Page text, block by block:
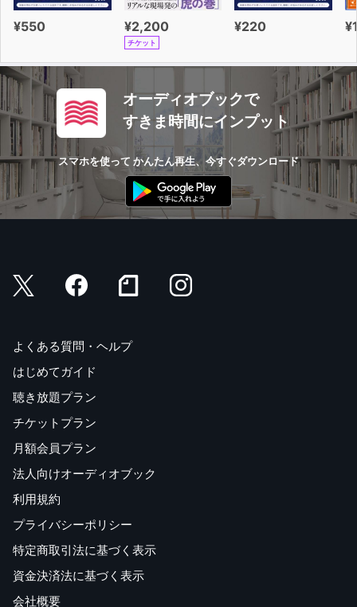
¥550 ¥2,200
チケット
¥220
オーディオブックで
すきま時間にインプット
スマホを使って かんたん再生、今すぐダウンロード
よくある質問・ヘルプ
はじめてガイド
聴き放題プラン
チケットプラン
月額会員プラン
法人向けオーディオブック
利用規約
プライバシーポリシー
特定商取引法に基づく表示
資金決済法に基づく表示
会社概要